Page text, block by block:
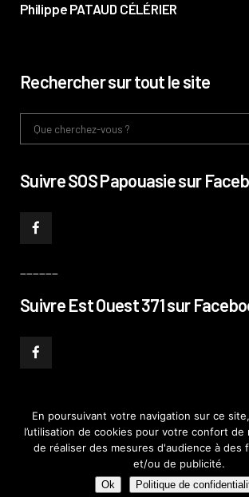
Philippe PATAUD CÉLÉRIER
Rechercher sur tout le site
Suivre SOS Papouasie sur
Suivre Est Ouest 371 sur
© PHILIPPE PATAUD CÉLÉRIER 2019–MENTIONS
CONFIDENTIALITÉ–PLAN DE
En poursuivant votre navigation sur ce
l’utilisation de cookies pour votre confort de
de réaliser des mesures d'audience à des
et/ou de publicité.
Ok Politique de